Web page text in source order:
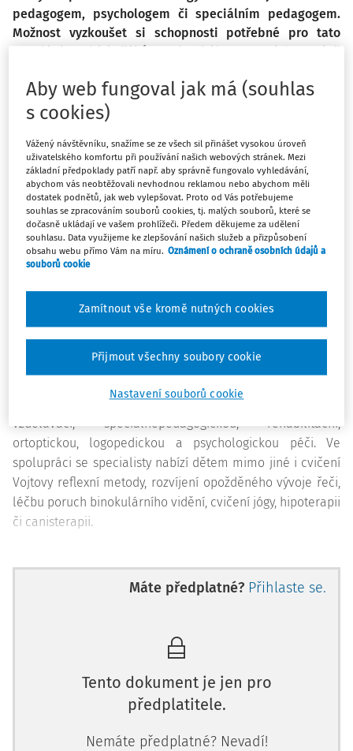
pedagogem, psychologem či speciálním pedagogem.
Možnost vyzkoušet si schopnosti potřebné pro tato
povolání nabízí žákům Slezského gymnázia právě
projektu Mgr. Kamila Tkáčová viděla možnost propojit
teoretické znalosti vyučované v předmětu základy
společenských věd s praktickými dovednostmi, a proto
se již v roce 2004 dohodla na spolupráci Slezského
gymnázia se speciální Mateřskou školou Eliška. Tato
dlouholetá spolupráce tedy studentům všech ročníků
nabízí možnost vyzkoušet si, zda to, co chtějí studovat,
je zároveň tím, co je bude bavit.
Charakteristika speciální mateřské
školy
Mateřská škola Eliška je školka určená dětem od 3 do 8 let
se zdravotním postižením v tělesné, mentální, zrakové,
sluchové a řečové oblasti a dětem s poruchou
zahájen v roce 1974. Poskytuje dětem výchovně-
vzdělávací, speciálněpedagogickou, rehabilitační,
ortoptickou, logopedickou a psychologickou péči. Ve
spolupráci se specialisty nabízí dětem mimo jiné i cvičení
Vojtovy reflexní metody, rozvíjení opožděného vývoje řeči,
léčbu poruch binokulárního vidění, cvičení jógy, hipoterapii
či canisterapii.
Máte předplatné? Přihlaste se.
Tento dokument je jen pro
předplatitele.
Nemáte předplatné? Nevadí!
Aby web fungoval jak má (souhlas
s cookies)
Vážený návštěvníku, snažíme se ze všech sil přinášet vysokou úroveň
uživatelského komfortu při používání našich webových stránek. Mezi
základní předpoklady patří např. aby správně fungovalo vyhledávání,
abychom vás neobtěžovali nevhodnou reklamou nebo abychom měli
dostatek podnětů, jak web vylepšovat. Proto od Vás potřebujeme
souhlas se zpracováním souborů cookies, tj. malých souborů, které se
dočasně ukládají ve vašem prohlížeči. Předem děkujeme za udělení
souhlasu. Data využijeme ke zlepšování našich služeb a přizpůsobení
obsahu webu přímo Vám na míru. Oznámení o ochraně osobních údajů a
souborů cookie
Nastavení souborů cookie
Zamítnout vše kromě nutných cookies
Přijmout všechny soubory cookie